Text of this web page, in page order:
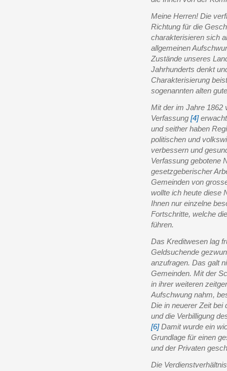
Meine Herren! Die
Richtung für die
charakterisieren sich
allgemeinen
Zustände unseres
Jahrhunderts denkt
Charakterisierung
sogenannten alten
Mit der im Jahre 1862
Verfassung [4]
und seither haben
politischen und
verbessern und
Verfassung gebotene
gesetzgeberischer
Gemeinden von
wollte ich heute diese
Ihnen nur einzelne
Fortschritte, welche
führen.
Das Kreditwesen lag
Geldsuchende
anzufragen. Das galt
Gemeinden. Mit der
in ihrer weiteren
Aufschwung nahm,
Die in neuerer Zeit bei
und die Verbilligung
[6]Damit wurde ein
Grundlage für einen
und der Privaten
Die